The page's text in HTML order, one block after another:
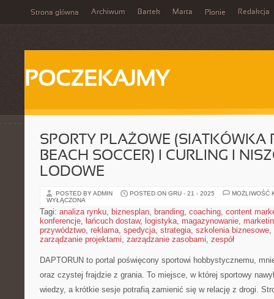
Strona główna Archiwum Bartek Marta Płonie Redakcja
POCZEKAJMY
SPORTY PLAŻOWE (SIATKÓWKA
BEACH SOCCER) I CURLING I
LODOWE
POSTED BY ADMIN POSTED ON GRU - 21 - 2025
MOŻLIWOŚĆ
WYŁĄCZONA
Tagi: analiza rynku, biznesplan, branding, coaching, content
konferencje, łańcuch dostaw, logistyka, magazynowanie,
przywództwo, reklama, spedycja, strategia, szkolenia biznesowe,
zarządzanie projektami, zarządzanie zasobami, zespół
DAPTORUN to portal poświęcony sportowi hobbystycznemu,
oraz czystej frajdzie z grania. To miejsce, w której sportowy
wiedzy, a krótkie sesje potrafią zamienić się w relację z drogi.